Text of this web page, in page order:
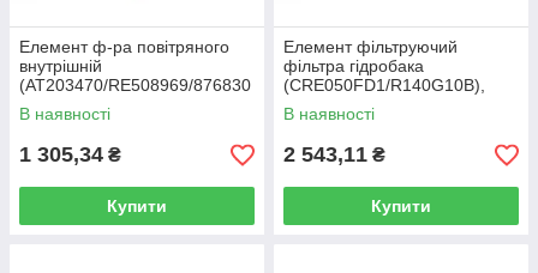
Елемент ф-ра повітряного
внутрішній
(AT203470/RE508969/876830
00/BFM6M2013), МТЗ-2022,
JD (Donaldson)
В наявності
1 305,34 ₴
Купити
Елемент фільтруючий
фільтра гідробака
(CRE050FD1/R140G10B),
Акрос/Вектор/ Дон-1500Б
(Donaldson)
В наявності
2 543,11 ₴
Купити